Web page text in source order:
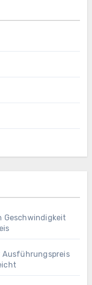
Geschwindigkeit
Ausführungspreis